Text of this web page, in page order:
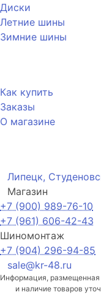
Диски
Летние шины
Зимние шины
Как купить
Заказы
О магазине
Липецк,
Магазин
+7 (900) 989-76-10
+7 (961) 606-42-43
Шиномонтаж
+7 (904) 296-94-85
sale@kr-48.ru
Информация, размещенная
и наличие товаров